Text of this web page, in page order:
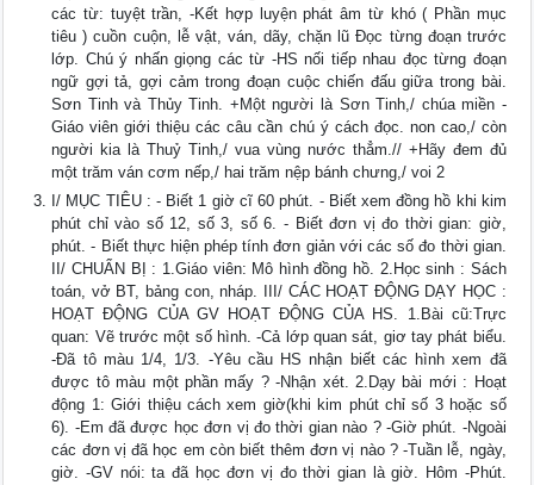
các từ: tuyệt trần, -Kết hợp luyện phát âm từ khó ( Phần mục
tiêu ) cuồn cuộn, lễ vật, ván, dãy, chặn lũ Đọc từng đoạn trước
lớp. Chú ý nhấn giọng các từ -HS nối tiếp nhau đọc từng đoạn
ngữ gợi tả, gợi cảm trong đoạn cuộc chiến đấu giữa trong bài.
Sơn Tinh và Thủy Tinh. +Một người là Sơn Tinh,/ chúa miền -
Giáo viên giới thiệu các câu cần chú ý cách đọc. non cao,/ còn
người kia là Thuỷ Tinh,/ vua vùng nước thẳm.// +Hãy đem đủ
một trăm ván cơm nếp,/ hai trăm nệp bánh chưng,/ voi 2
I/ MỤC TIÊU : - Biết 1 giờ cĩ 60 phút. - Biết xem đồng hồ khi kim
phút chỉ vào số 12, số 3, số 6. - Biết đơn vị đo thời gian: giờ,
phút. - Biết thực hiện phép tính đơn giản với các số đo thời gian.
II/ CHUẨN BỊ : 1.Giáo viên: Mô hình đồng hồ. 2.Học sinh : Sách
toán, vở BT, bảng con, nháp. III/ CÁC HOẠT ĐỘNG DẠY HỌC :
HOẠT ĐỘNG CỦA GV HOẠT ĐỘNG CỦA HS. 1.Bài cũ:Trực
quan: Vẽ trước một số hình. -Cả lớp quan sát, giơ tay phát biểu.
-Đã tô màu 1/4, 1/3. -Yêu cầu HS nhận biết các hình xem đã
được tô màu một phần mấy ? -Nhận xét. 2.Dạy bài mới : Hoạt
động 1: Giới thiệu cách xem giờ(khi kim phút chỉ số 3 hoặc số
6). -Em đã được học đơn vị đo thời gian nào ? -Giờ phút. -Ngoài
các đơn vị đã học em còn biết thêm đơn vị nào ? -Tuần lễ, ngày,
giờ. -GV nói: ta đã học đơn vị đo thời gian là giờ. Hôm -Phút.